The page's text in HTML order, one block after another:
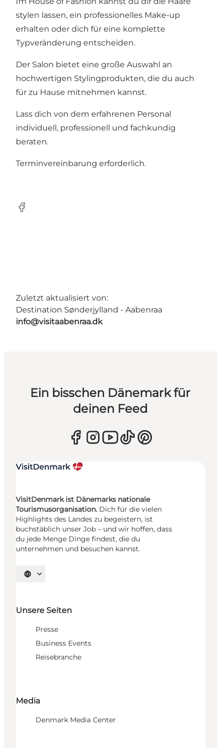
stylen lassen, ein professionelles Make-up
erhalten oder dich für eine komplette
Typveränderung entscheiden.
Der Salon bietet eine große Auswahl an
hochwertigen Stylingprodukten, die du auch
für zu Hause mitnehmen kannst.
Lass dich von dem erfahrenen Personal
individuell, professionell und fachkundig
beraten.
Terminvereinbarung erforderlich.
Facebook
Zuletzt aktualisiert von:
Destination Sønderjylland - Aabenraa
info@visitaabenraa.dk
Ein bisschen Dänemark für
deinen Feed
VisitDenmark ist Dänemarks nationale
Tourismusorganisation. Dich für die vielen
Highlights des Landes zu begeistern, ist
buchstäblich unser Job – und wir hoffen, dass
du jede Menge Dinge findest, die du
unternehmen und besuchen kannst.
Sprache auswählen
Unsere Seiten
Presse
Business Events
Reisebranche
Media
Denmark Media Center